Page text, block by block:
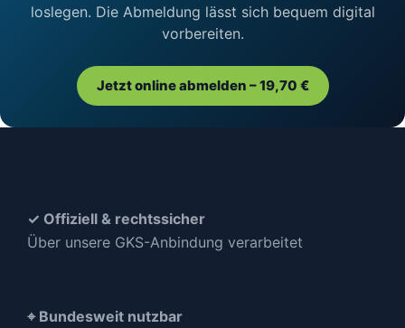
loslegen. Die Abmeldung lässt sich bequem digital
vorbereiten.
Jetzt online abmelden – 19,70 €
✓ Offiziell & rechtssicher
Über unsere GKS-Anbindung verarbeitet
⌖ Bundesweit nutzbar